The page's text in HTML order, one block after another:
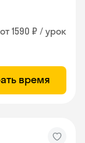
от 1590 ₽ / урок
время